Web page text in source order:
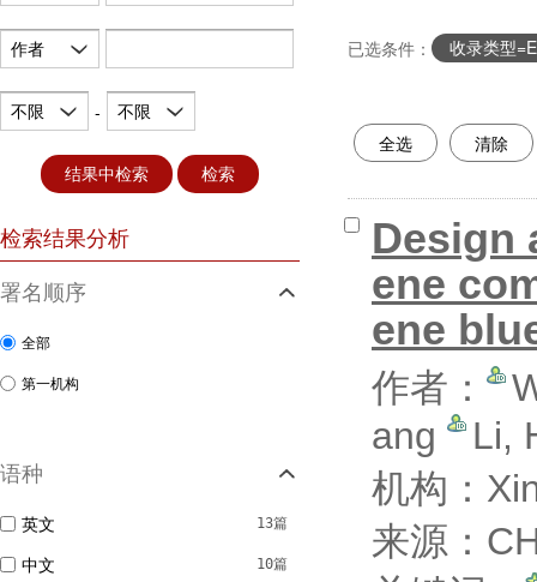
作者
不限 - 不限
结果中检索 检索
检索结果分析
署名顺序
全部
第一机构
语种
13篇
英文
10篇
中文
已选条件： 收录类型
全选 清除
Design
ene
ene
作者：
ang
Li,
机构：
来源：